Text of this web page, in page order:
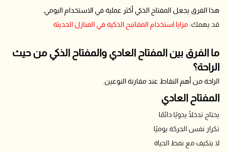
هذا الفرق يجعل المفتاح الذكي أكثر عملية في الاستخدام اليومي.
قد يهمك:مزايا استخدام المفاتيح الذكية في المنازل الحديثة
ما الفرق بين المفتاح العادي والمفتاح الذكي من حيث
الراحة؟
الراحة من أهم النقاط عند مقارنة النوعين.
المفتاح العادي
يحتاج تدخلًا يدويًا دائمًا
تكرار نفس الحركة يوميًا
لا يتكيف مع نمط الحياة